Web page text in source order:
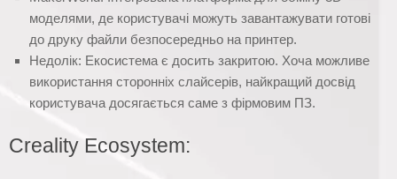
моделями, де користувачі можуть завантажувати готові
до друку файли безпосередньо на принтер.
Недолік: Екосистема є досить закритою. Хоча можливе
використання сторонніх слайсерів, найкращий досвід
користувача досягається саме з фірмовим ПЗ.
Creality Ecosystem: